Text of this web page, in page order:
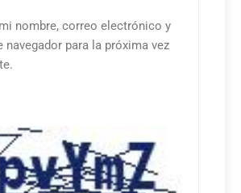
nombre, correo electrónico y
navegador para la próxima vez